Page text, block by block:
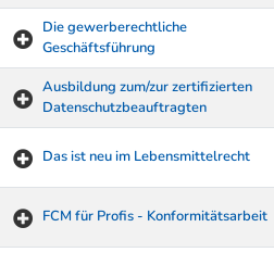
Die gewerberechtliche
Geschäftsführung
Ausbildung zum/zur zertifizierten
Datenschutzbeauftragten
Das ist neu im Lebensmittelrecht
FCM für Profis - Konformitätsarbeit